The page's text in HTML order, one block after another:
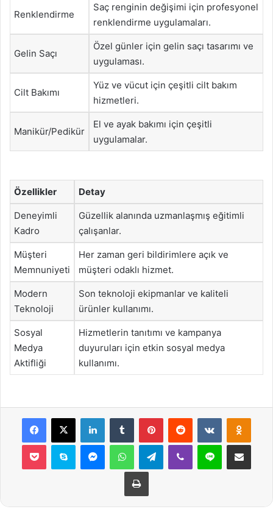
Renklendirme
Saç renginin değişimi için profesyonel
renklendirme uygulamaları.
Gelin Saçı
Özel günler için gelin saçı tasarımı ve
uygulaması.
Cilt Bakımı
Yüz ve vücut için çeşitli cilt bakım
hizmetleri.
Manikür/Pedikür
El ve ayak bakımı için çeşitli
uygulamalar.
Özellikler Detay
Deneyimli
Kadro
Güzellik alanında uzmanlaşmış eğitimli
çalışanlar.
Müşteri
Memnuniyeti
Her zaman geri bildirimlere açık ve
müşteri odaklı hizmet.
Modern
Teknoloji
Son teknoloji ekipmanlar ve kaliteli
ürünler kullanımı.
Sosyal
Medya
Aktifliği
Hizmetlerin tanıtımı ve kampanya
duyuruları için etkin sosyal medya
kullanımı.
Facebook
X LinkedInTumblr PinterestReddit VKontakte
Pocket Skype MessengerWhatsAppTelegramViber Line E-Posta ile
Yazdır